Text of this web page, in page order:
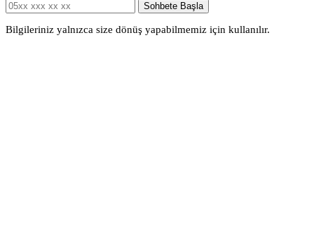
Sohbete Başla
Bilgileriniz yalnızca size dönüş yapabilmemiz için kullanılır.